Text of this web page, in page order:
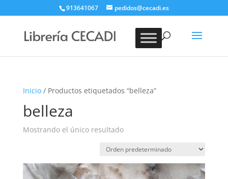
913641067 pedidos@cecadi.es
BUSCAR
Inicio/ Productos etiquetados “belleza”
belleza
Mostrando el único resultado